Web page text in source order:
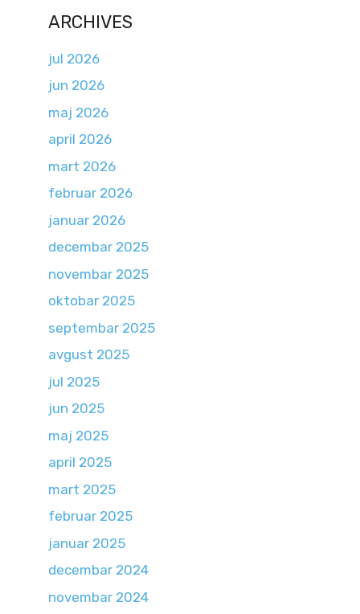
ARCHIVES
jul 2026
jun 2026
maj 2026
april 2026
mart 2026
februar 2026
januar 2026
decembar 2025
novembar 2025
oktobar 2025
septembar 2025
avgust 2025
jul 2025
jun 2025
maj 2025
april 2025
mart 2025
februar 2025
januar 2025
decembar 2024
novembar 2024